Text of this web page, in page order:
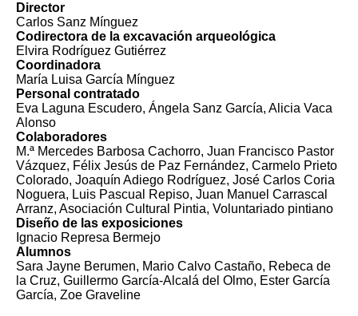
Director
Carlos Sanz Mínguez
Codirectora de la excavación arqueológica
Elvira Rodríguez Gutiérrez
Coordinadora
María Luisa García Mínguez
Personal contratado
Eva Laguna Escudero, Ángela Sanz García, Alicia Vaca
Alonso
Colaboradores
M.ª Mercedes Barbosa Cachorro, Juan Francisco Pastor
Vázquez, Félix Jesús de Paz Fernández, Carmelo Prieto
Colorado, Joaquín Adiego Rodríguez, José Carlos Coria
Noguera, Luis Pascual Repiso, Juan Manuel Carrascal
Arranz, Asociación Cultural Pintia, Voluntariado pintiano
Diseño de las exposiciones
Ignacio Represa Bermejo
Alumnos
Sara Jayne Berumen, Mario Calvo Castaño, Rebeca de
la Cruz, Guillermo García-Alcalá del Olmo, Ester García
García, Zoe Graveline